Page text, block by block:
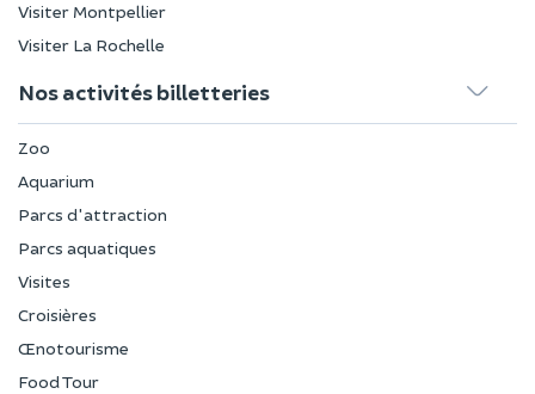
Visiter Montpellier
Visiter La Rochelle
Nos activités billetteries
Zoo
Aquarium
Parcs d'attraction
Parcs aquatiques
Visites
Croisières
Œnotourisme
Food Tour